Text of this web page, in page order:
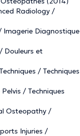
Radiology /
Imagerie Diagnostique
Douleurs et
/ Techniques
/ Techniques
Osteopathy /
Injuries /